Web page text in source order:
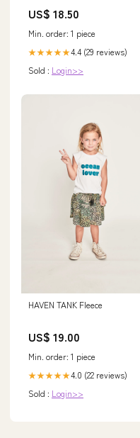
US$ 18.50
Min. order: 1 piece
★★★★★4.4 (29 reviews)
Sold : Login>>
HAVEN TANK Fleece
US$ 19.00
Min. order: 1 piece
★★★★★4.0 (22 reviews)
Sold : Login>>